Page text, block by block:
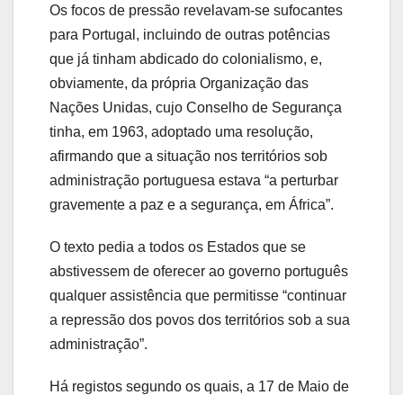
Os focos de pressão revelavam-se sufocantes
para Portugal, incluindo de outras potências
que já tinham abdicado do colonialismo, e,
obviamente, da própria Organização das
Nações Unidas, cujo Conselho de Segurança
tinha, em 1963, adoptado uma resolução,
afirmando que a situação nos territórios sob
administração portuguesa estava “a perturbar
gravemente a paz e a segurança, em África”.
O texto pedia a todos os Estados que se
abstivessem de oferecer ao governo português
qualquer assistência que permitisse “continuar
a repressão dos povos dos territórios sob a sua
administração”.
Há registos segundo os quais, a 17 de Maio de